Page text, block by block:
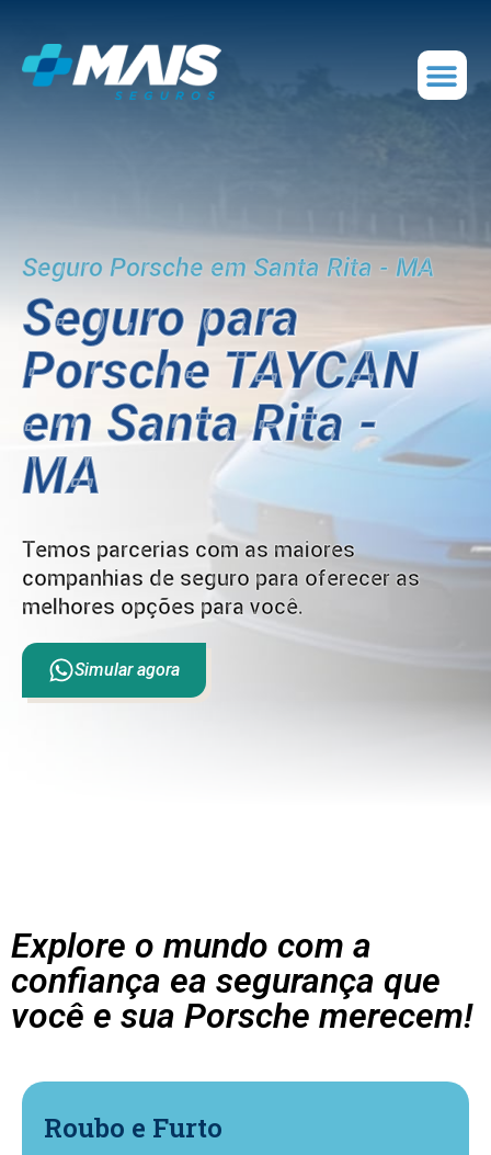
Seguro Porsche em Santa Rita - MA
Seguro para
Porsche TAYCAN
em Santa Rita -
MA
Temos parcerias com as maiores
companhias de seguro para oferecer as
melhores opções para você.
Simular agora
Explore o mundo com a
confiança ea segurança que
você e sua Porsche merecem!
Roubo e Furto